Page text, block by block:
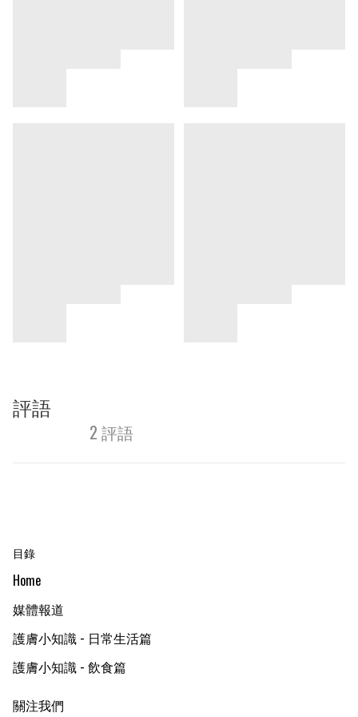
評語
2 評語
目錄
Home
媒體報道
護膚小知識 - 日常生活篇
護膚小知識 - 飲食篇
關注我們